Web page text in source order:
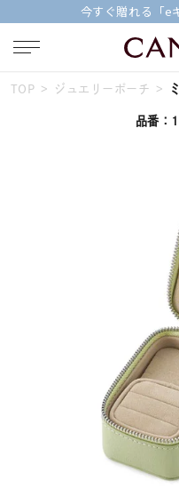
象商品はこちら
#くま
TOP ジュエリーポーチ
品番：